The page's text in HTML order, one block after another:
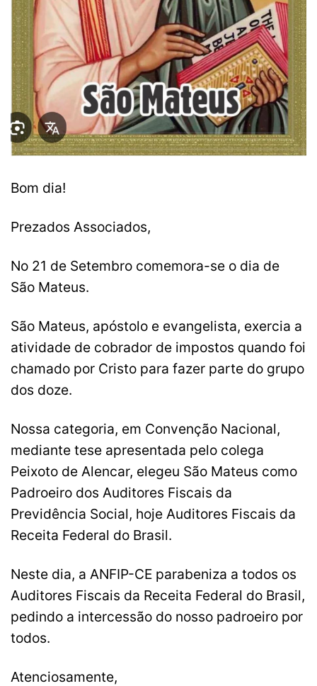
Bom dia!
Prezados Associados,
No 21 de Setembro comemora-se o dia de
São Mateus.
São Mateus, apóstolo e evangelista, exercia a
atividade de cobrador de impostos quando foi
chamado por Cristo para fazer parte do grupo
dos doze.
Nossa categoria, em Convenção Nacional,
mediante tese apresentada pelo colega
Peixoto de Alencar, elegeu São Mateus como
Padroeiro dos Auditores Fiscais da
Previdência Social, hoje Auditores Fiscais da
Receita Federal do Brasil.
Neste dia, a ANFIP-CE parabeniza a todos os
Auditores Fiscais da Receita Federal do Brasil,
pedindo a intercessão do nosso padroeiro por
todos.
Atenciosamente,